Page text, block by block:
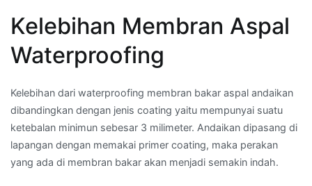
Kelebihan Membran Aspal
Waterproofing
Kelebihan dari waterproofing membran bakar aspal andaikan
dibandingkan dengan jenis coating yaitu mempunyai suatu
ketebalan minimun sebesar 3 milimeter. Andaikan dipasang di
lapangan dengan memakai primer coating, maka perakan
yang ada di membran bakar akan menjadi semakin indah.